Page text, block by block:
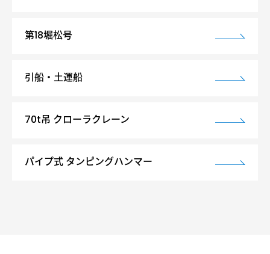
第18堀松号
引船・土運船
70t吊 クローラクレーン
パイプ式 タンピングハンマー